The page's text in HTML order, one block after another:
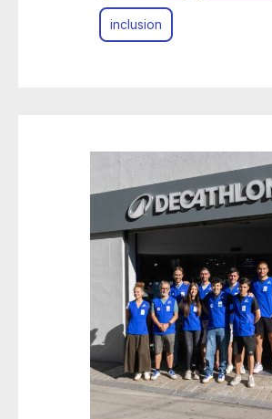
inclusion